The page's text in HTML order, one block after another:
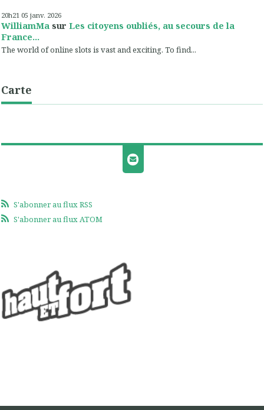
20h21 05 janv. 2026
WilliamMa sur Les citoyens oubliés, au secours de la
France...
The world of online slots is vast and exciting. To find...
Carte
S'abonner au flux RSS
S'abonner au flux ATOM